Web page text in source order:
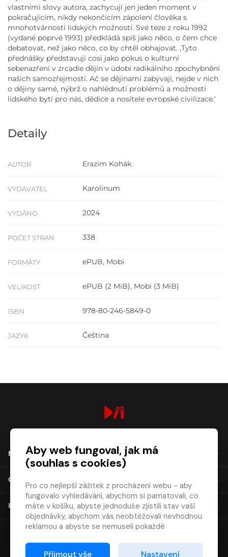
vlastními slovy autora, zachycují jen jeden moment v
pokračujícím, nikdy nekončícím zápolení člověka s
mnohotvárností lidských možností. Své teze z roku 1992
(vydané poprvé 1993) předkládá spíš jako něco, o čem chce
debatovat, než jako něco, co by chtěl obhajovat. ,Tyto
přednášky představují cosi jako pokus o kulturní
sebenazření v zrcadle dějin v údobí radikálního zpochybnění
našich samozřejmostí. Ač se dějinami zabývají, nejde v nich
o dějiny samé, nýbrž o nahlédnutí problémů a možností
lidského bytí pro nás, dědice a nositele evropské civilizace.‘
Detaily
AUTOR Erazim Kohák
VYDAVATEL Karolinum
VYDÁNO 2024
POČET STRAN 338
FORMÁTY ePUB, Mobi
VELIKOST ePUB (2 MiB), Mobi (3 MiB)
ISBN 978-80-246-5849-0
JAZYK Čeština
NÁKUP
O SPOLEČNOSTI
KONTAKT
Aby web fungoval, jak má
(souhlas s cookies)
Pro co nejlepší zážitek z procházení webu - aby
fungovalo vyhledávání, abychom si pamatovali, co
máte v košíku, abyste jednoduše zjistili stav vaší
objednávky, abychom vás neobtěžovali nevhodnou
reklamou a abyste se nemuseli pokaždé
Proto od vás potřebujeme souhlas se
Přijmout vše Nastavení